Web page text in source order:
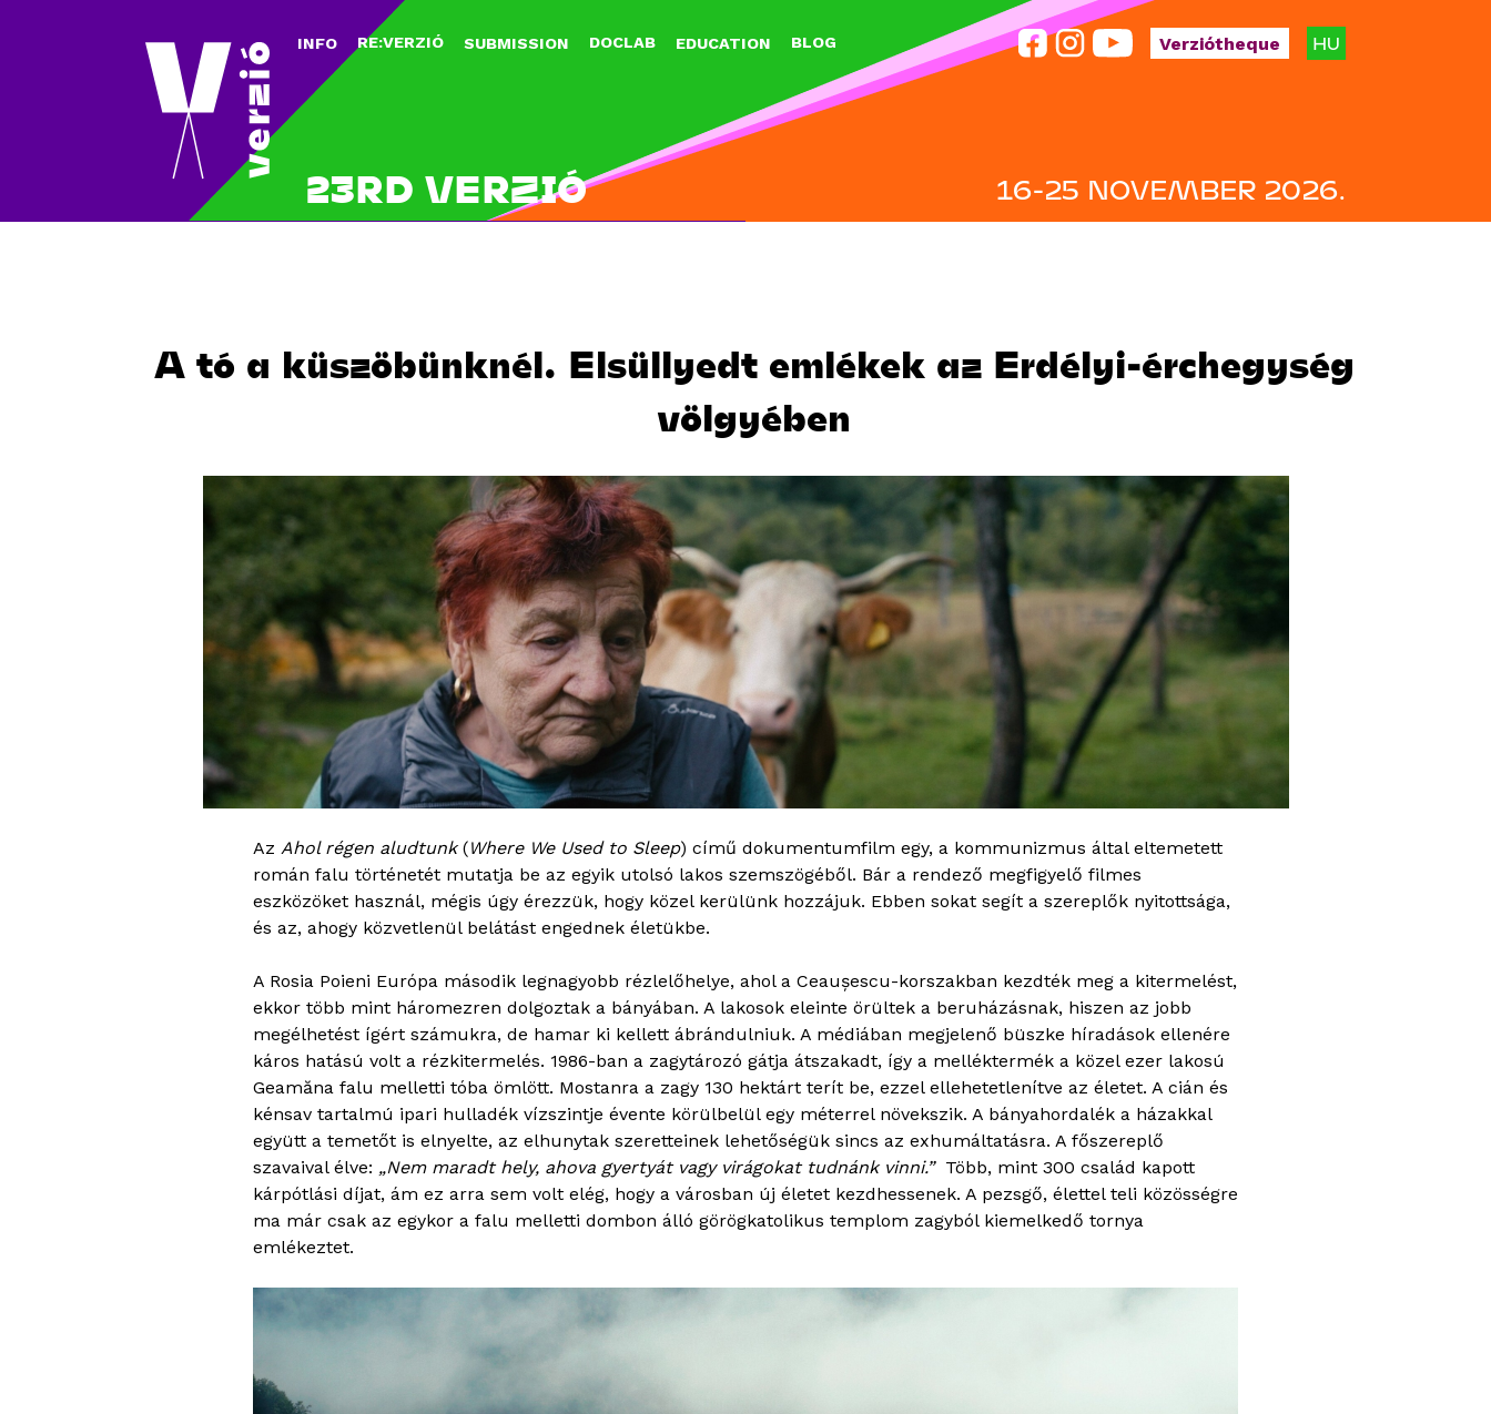
INFO RE:VERZIÓ SUBMISSION DOCLAB EDUCATION BLOG HU
23RD VERZIÓ 16-25 NOVEMBER 2026.
Verziótheque
A tó a küszöbünknél. Elsüllyedt emlékek az Erdélyi-érchegység
völgyében
Az Ahol régen aludtunk(Where We Used to Sleep) című dokumentumfilm egy, a kommunizmus által eltemetett
román falu történetét mutatja be az egyik utolsó lakos szemszögéből. Bár a rendező megfigyelő filmes
eszközöket használ, mégis úgy érezzük, hogy közel kerülünk hozzájuk. Ebben sokat segít a szereplők nyitottsága,
és az, ahogy közvetlenül belátást engednek életükbe.
A Rosia Poieni Európa második legnagyobb rézlelőhelye, ahol a Ceaușescu-korszakban kezdték meg a kitermelést,
ekkor több mint háromezren dolgoztak a bányában. A lakosok eleinte örültek a beruházásnak, hiszen az jobb
megélhetést ígért számukra, de hamar ki kellett ábrándulniuk. A médiában megjelenő büszke híradások ellenére
káros hatású volt a rézkitermelés. 1986-ban a zagytározó gátja átszakadt, így a melléktermék a közel ezer lakosú
Geamăna falu melletti tóba ömlött. Mostanra a zagy 130 hektárt terít be, ezzel ellehetetlenítve az életet. A cián és
kénsav tartalmú ipari hulladék vízszintje évente körülbelül egy méterrel növekszik. A bányahordalék a házakkal
együtt a temetőt is elnyelte, az elhunytak szeretteinek lehetőségük sincs az exhumáltatásra. A főszereplő
szavaival élve: „Nem maradt hely, ahova gyertyát vagy virágokat tudnánk vinni.”Több, mint 300 család kapott
kárpótlási díjat, ám ez arra sem volt elég, hogy a városban új életet kezdhessenek. A pezsgő, élettel teli közösségre
ma már csak az egykor a falu melletti dombon álló görögkatolikus templom zagyból kiemelkedő tornya
emlékeztet.